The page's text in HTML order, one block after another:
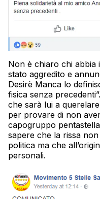
Non è chiaro chi abbia
stato aggredito e
Desirè Manca lo
fisica senza
che sarà lui a
per provare di non
capogruppo
sapere che la rissa
politica ma che
personali.